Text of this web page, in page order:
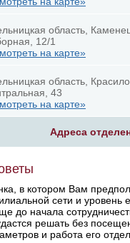
Адреса
область,
12/1
на карте»
область,
43
на карте»
в котором Вам
сети и уровень
до начала
решать без
и работа его